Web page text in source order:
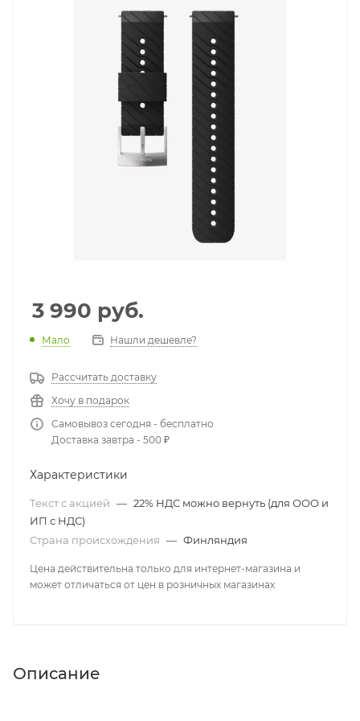
3 990 руб.
Мало Нашли дешевле?
Рассчитать доставку
Хочу в подарок
Самовывоз сегодня - бесплатно
Доставка завтра - 500 ₽
Характеристики
Текст с акцией — 22% НДС можно вернуть (для ООО и
ИП с НДС)
Страна происхождения — Финляндия
Цена действительна только для интернет-магазина и
может отличаться от цен в розничных магазинах
Описание